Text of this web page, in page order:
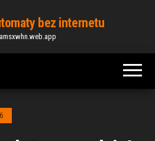
bez internetu